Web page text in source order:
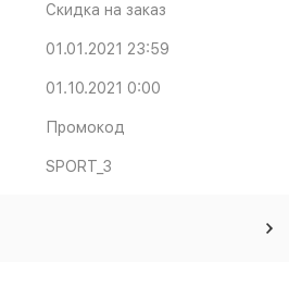
Скидка на заказ
01.01.2021 23:59
01.10.2021 0:00
Промокод
SPORT_3